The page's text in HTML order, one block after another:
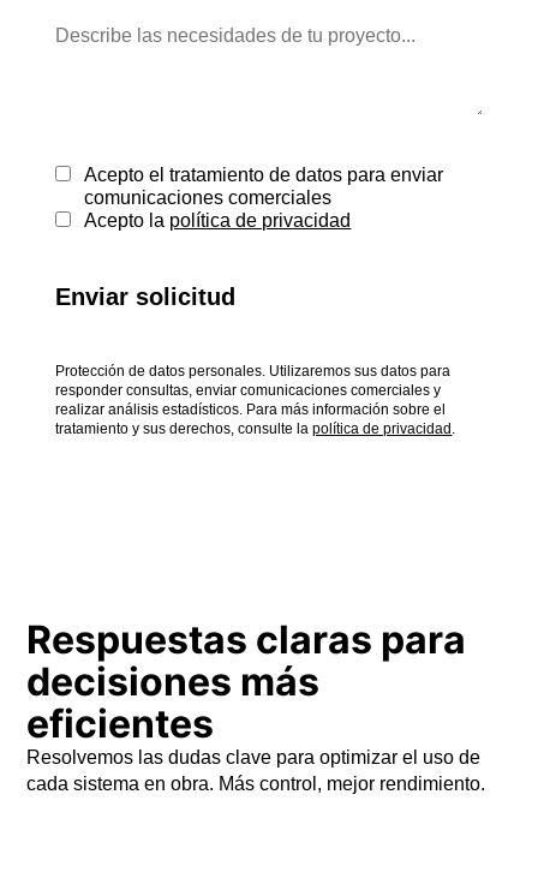
Acepto el tratamiento de datos para enviar
comunicaciones comerciales
Acepto la política de privacidad
Enviar solicitud
Protección de datos personales. Utilizaremos sus datos para
responder consultas, enviar comunicaciones comerciales y
realizar análisis estadísticos. Para más información sobre el
tratamiento y sus derechos, consulte lapolítica de privacidad.
Respuestas claras para
decisiones más
eficientes
Resolvemos las dudas clave para optimizar el uso de
cada sistema en obra. Más control, mejor rendimiento.